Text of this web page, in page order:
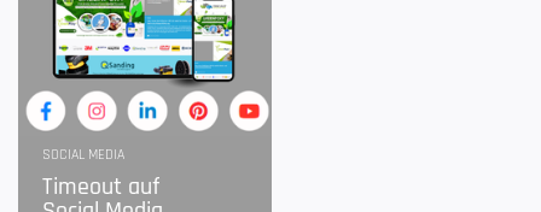
SOCIAL MEDIA
Timeout auf